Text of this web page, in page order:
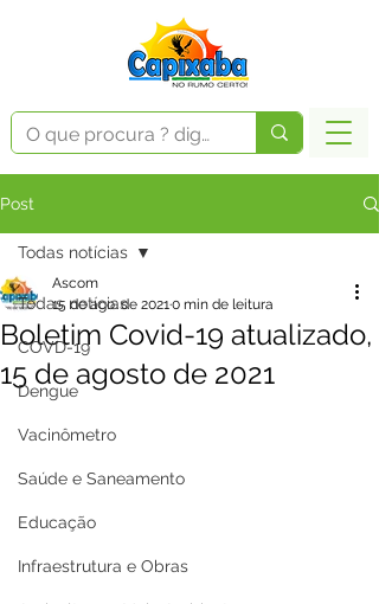
Post
Todas notícias
COVD-19
Dengue
Vacinômetro
Saúde e Saneamento
Educação
Infraestrutura e Obras
Todas notícias
Boletim Covid-19 atualizado,
15 de agosto de 2021
Ascom
15 de ago. de 20210 min de leitura